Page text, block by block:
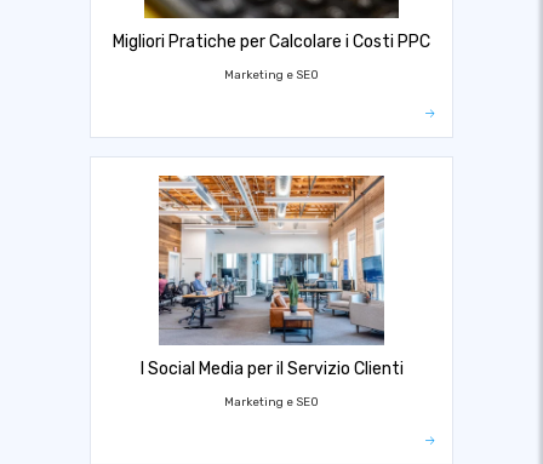
Migliori Pratiche per Calcolare i Costi PPC
Marketing e SEO
I Social Media per il Servizio Clienti
Marketing e SEO